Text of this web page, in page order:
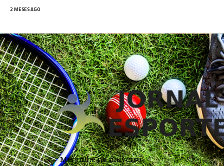
2 MESES AGO
Mergulhe no universo